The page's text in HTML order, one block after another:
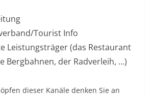
Tourist Info
Leistungsträger (das Restaurant
Bergbahnen, der Radverleih, …)
dieser Kanäle denken Sie an